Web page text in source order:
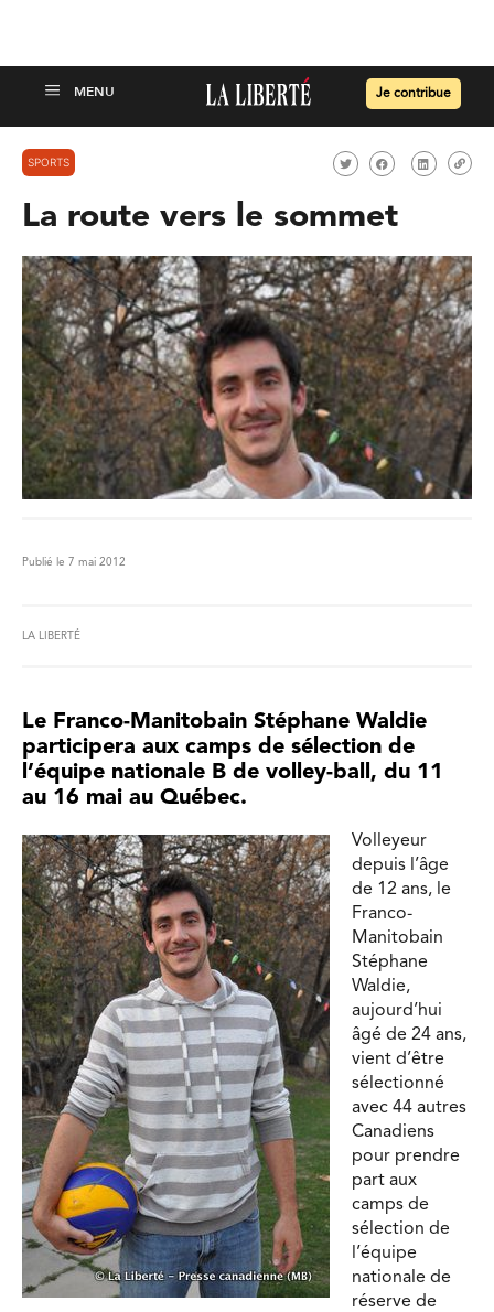
Je contribue
SPORTS
La route vers le sommet
Publié le 7 mai 2012
LA LIBERTÉ
Le Franco-Manitobain Stéphane Waldie
participera aux camps de sélection de
l’équipe nationale B de volley-ball, du 11
au 16 mai au Québec.
Volleyeur
depuis l’âge
de 12 ans, le
Franco-
Manitobain
Stéphane
Waldie,
aujourd’hui
âgé de 24 ans,
vient d’être
sélectionné
avec 44 autres
Canadiens
pour prendre
part aux
camps de
sélection de
l’équipe
nationale de
réserve de